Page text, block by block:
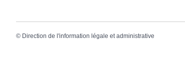
© Direction de l'information légale et administrative